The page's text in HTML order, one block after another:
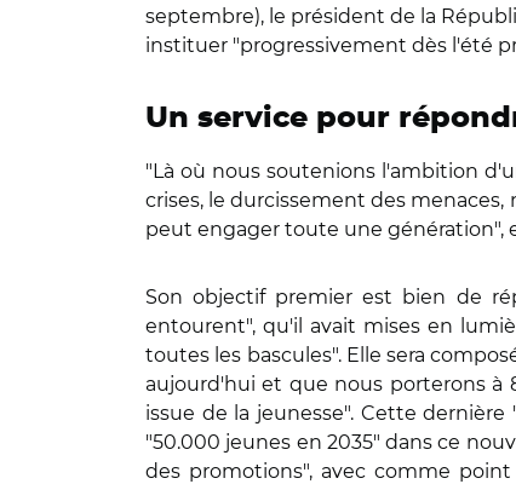
septembre), le président de la
instituer "progressivement dès l'été
Un service pour
"Là où nous soutenions l'ambition
crises, le durcissement des
peut engager toute une génération",
Son objectif premier est bien de
entourent", qu'il avait mises en
toutes les bascules". Elle sera
aujourd'hui et que nous porterons à
issue de la jeunesse". Cette
"50.000 jeunes en 2035" dans ce
des promotions", avec comme